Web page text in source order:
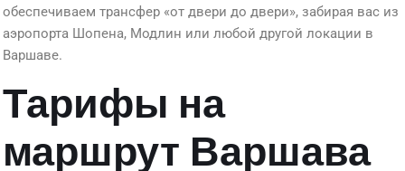
обеспечиваем трансфер «от двери до двери», забирая вас из
аэропорта Шопена, Модлин или любой другой локации в
Варшаве.
Тарифы на
маршрут Варшава